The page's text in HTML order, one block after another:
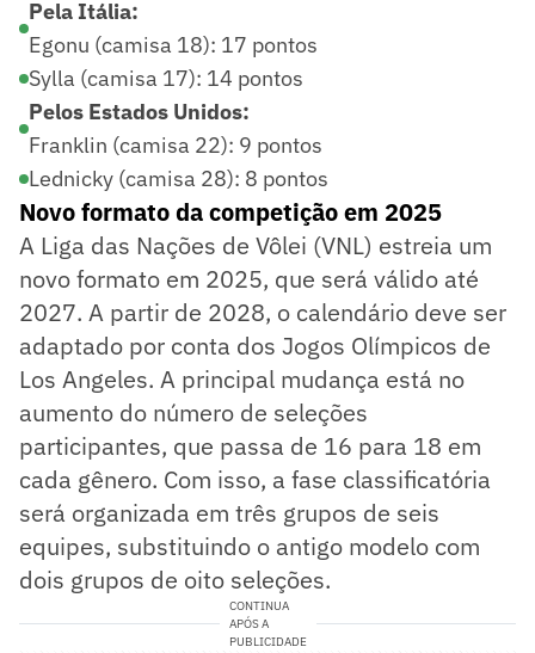
Pela Itália:
Egonu (camisa 18): 17 pontos
Sylla (camisa 17): 14 pontos
Pelos Estados Unidos:
Franklin (camisa 22): 9 pontos
Lednicky (camisa 28): 8 pontos
Novo formato da competição em 2025
A Liga das Nações de Vôlei (VNL) estreia um
novo formato em 2025, que será válido até
2027. A partir de 2028, o calendário deve ser
adaptado por conta dos Jogos Olímpicos de
Los Angeles. A principal mudança está no
aumento do número de seleções
participantes, que passa de 16 para 18 em
cada gênero. Com isso, a fase classificatória
será organizada em três grupos de seis
equipes, substituindo o antigo modelo com
dois grupos de oito seleções.
CONTINUA
APÓS A
PUBLICIDADE